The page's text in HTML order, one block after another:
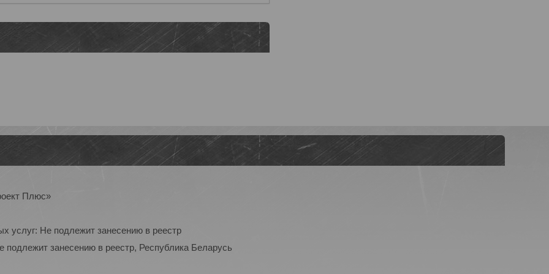
Плюс»
услуг: Не подлежит занесению в реестр
занесению в реестр, Республика Беларусь